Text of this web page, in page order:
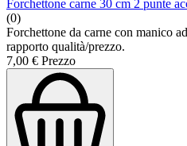
Forchettone carne 30 cm 2 punte
(0)
Forchettone da carne con manico
rapporto qualità/prezzo.
7,00 € Prezzo